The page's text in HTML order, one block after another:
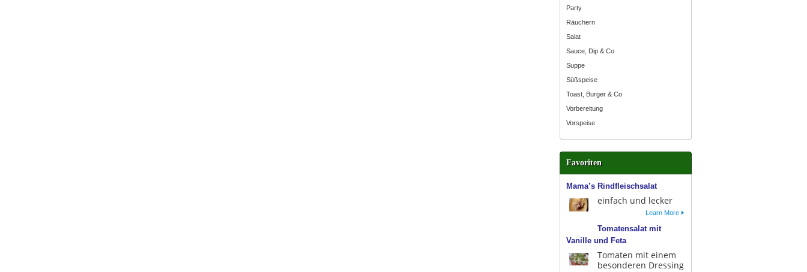
Party
Räuchern
Salat
Sauce, Dip & Co
Suppe
Süßspeise
Toast, Burger & Co
Vorbereitung
Vorspeise
Favoriten
Mama’s Rindfleischsalat
einfach und lecker
Learn More
Tomatensalat mit
Vanille und Feta
Tomaten mit einem
besonderen Dressing